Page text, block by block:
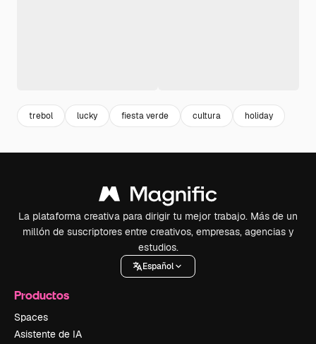
trebol lucky fiesta verde cultura holiday
La plataforma creativa para dirigir tu mejor trabajo. Más de un
millón de suscriptores entre creativos, empresas, agencias y
estudios.
Español
Productos
Spaces
Asistente de IA